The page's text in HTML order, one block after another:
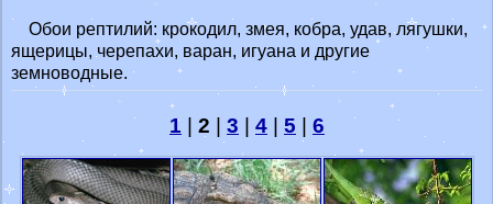
Обои рептилий: крокодил, змея, кобра, удав, лягушки,
ящерицы, черепахи, варан, игуана и другие
земноводные.
1 2 3 4 5 6
-Книга перемен
Гороскоп на сегодня
Гороскоп на 2022 год